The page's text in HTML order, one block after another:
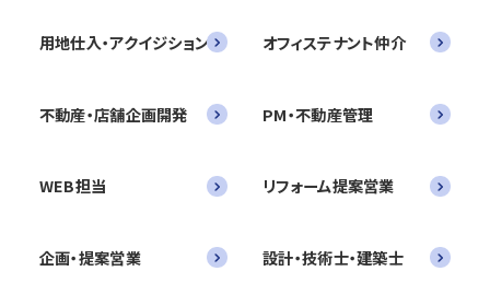
用地仕入・アクイジション オフィステナント仲介
不動産・店舗企画開発 PM・不動産管理
WEB担当 リフォーム提案営業
企画・提案営業 設計・技術士・建築士